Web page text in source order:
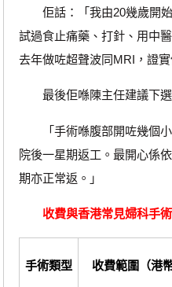
佢話：「我由20幾歲開始
試過食止痛藥、打針、用中
去年做咗超聲波同MRI，證實
最後佢喺陳主任建議下選
「手術喺腹部開咗幾個小
院後一星期返工。最開心係
期亦正常返。」
收費與香港常見婦科手
手術類型 收費範圍（港幣